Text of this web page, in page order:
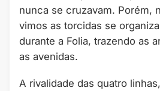
nunca se cruzavam. Porém,
vimos as torcidas se
durante a Folia, trazendo as
as avenidas.
A rivalidade das quatro